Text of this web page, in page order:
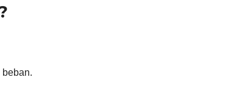
beban.